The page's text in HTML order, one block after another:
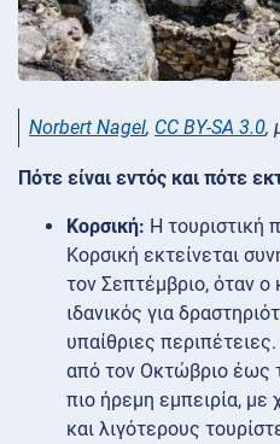
Norbert Nagel, CC BY-SA 3.0,
Πότε είναι εντός και πότε
Κορσική: Η τουριστική
Κορσική εκτείνεται
τον Σεπτέμβριο, όταν ο
ιδανικός για
υπαίθριες
από τον Οκτώβριο έως
πιο ήρεμη εμπειρία,
και λιγότερους